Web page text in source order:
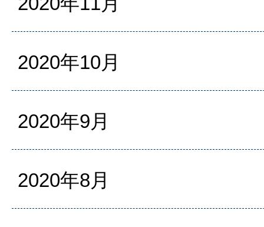
2020年10月
2020年9月
2020年8月